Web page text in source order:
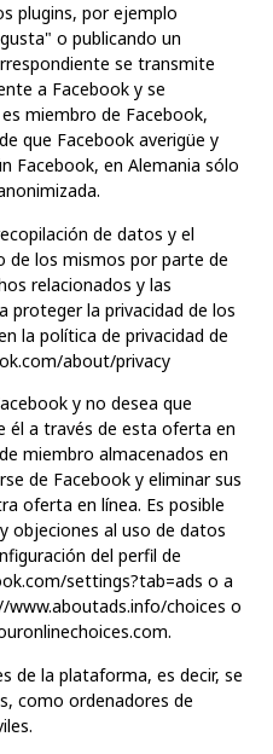
plugins, por ejemplo
o publicando un
se transmite
a Facebook y se
miembro de Facebook,
que Facebook averigüe y
Facebook, en Alemania sólo
de datos y el
de los mismos por parte de
relacionados y las
proteger la privacidad de los
la política de privacidad de
about/privacy
y no desea que
él a través de esta oferta en
miembro almacenados en
de Facebook y eliminar sus
oferta en línea. Es posible
objeciones al uso de datos
del perfil de
settings?tab=ads o a
www.aboutads.info/choices o
.
de la plataforma, es decir, se
como ordenadores de